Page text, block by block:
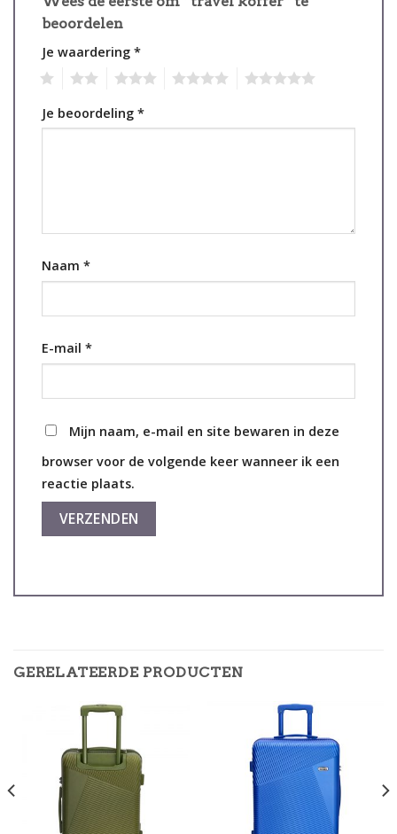
beoordelen
Je waardering *
Je beoordeling *
Naam *
E-mail *
Mijn naam, e-mail en site bewaren in deze
browser voor de volgende keer wanneer ik een
reactie plaats.
GERELATEERDE PRODUCTEN